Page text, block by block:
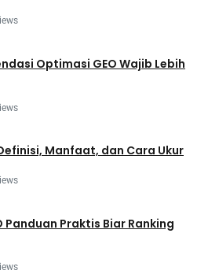
Optimasi GEO Wajib Lebih
Manfaat, dan Cara Ukur
Panduan Praktis Biar Ranking